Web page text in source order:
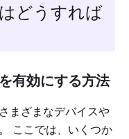
どうすれば
有効にする方法
まざまなデバイスや
ここでは、いくつか